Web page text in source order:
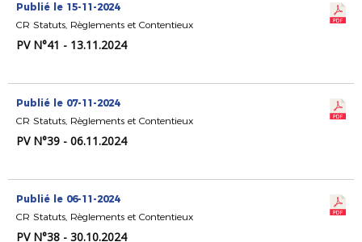
Publié le 15-11-2024
CR Statuts, Règlements et Contentieux
PV N°41 - 13.11.2024
Publié le 07-11-2024
CR Statuts, Règlements et Contentieux
PV N°39 - 06.11.2024
Publié le 06-11-2024
CR Statuts, Règlements et Contentieux
PV N°38 - 30.10.2024